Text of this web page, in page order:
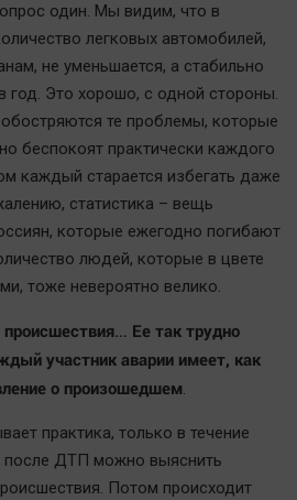
один. Мы видим, что в
легковых автомобилей,
не уменьшается, а стабильно
год. Это хорошо, с одной стороны.
те проблемы, которые
беспокоят практически каждого
каждый старается избегать даже
статистика – вещь
которые ежегодно погибают
людей, которые в цвете
тоже невероятно велико.
Ее так трудно
участник аварии имеет, как
о произошедшем.
практика, только в течение
после ДТП можно выяснить
Потом происходит